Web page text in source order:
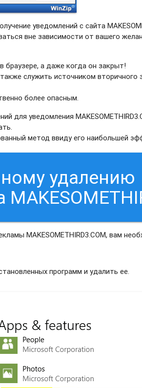
уведомлений с сайта
вне зависимости от вашего
браузере, а даже когда он закрыт!
служить источником вторичного
более опасным.
для уведомления
метод ввиду его наибольшей
удалению
MAKESOMETHIRD3.COM, вам
программ и удалить ее.